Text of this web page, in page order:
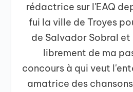
rédactrice sur l'EAQ
fui la ville de Troyes
de Salvador Sobral
librement de ma
concours à qui veut
amatrice des